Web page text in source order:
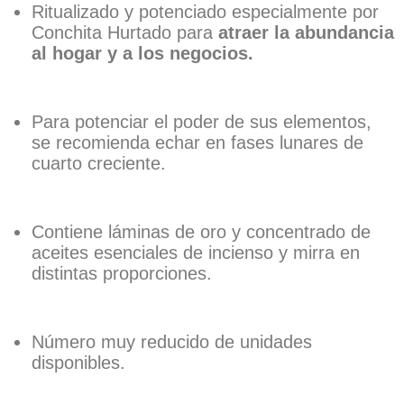
Ritualizado y potenciado especialmente por
Conchita Hurtado para atraer la abundancia
al hogar y a los negocios.
Para potenciar el poder de sus elementos,
se recomienda echar en fases lunares de
cuarto creciente.
Contiene láminas de oro y concentrado de
aceites esenciales de incienso y mirra en
distintas proporciones.
Número muy reducido de unidades
disponibles.